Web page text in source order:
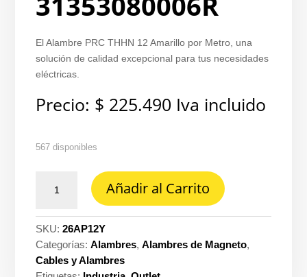
El Alambre PRC THHN 12 Amarillo por Metro, una
solución de calidad excepcional para tus necesidades
eléctricas.
Precio: $ 225.490 Iva incluido
567 disponibles
12
amarillo
por
metro
Añadir al Carrito
SKU:26AP12Y
Categorías:Alambres,Alambres de Magneto,
Cables y Alambres